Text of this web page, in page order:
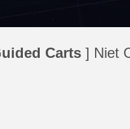
Carts] Niet